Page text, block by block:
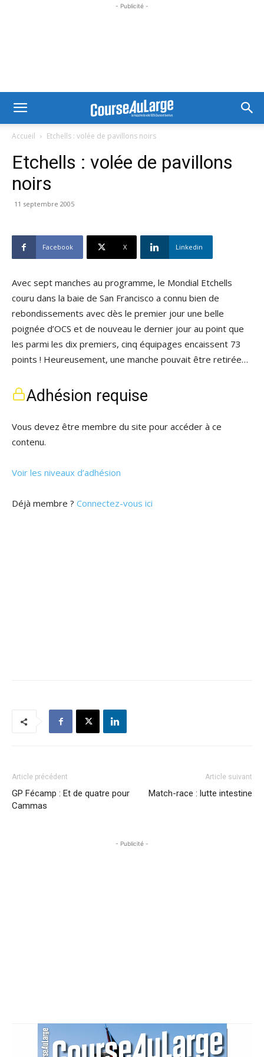
- Publicité -
Accueil Etchells : volée de pavillons noirs
Etchells : volée de pavillons
noirs
11 septembre 2005
Facebook X Linkedin
Avec sept manches au programme, le Mondial Etchells
couru dans la baie de San Francisco a connu bien de
rebondissements avec dès le premier jour une belle
poignée d’OCS et de nouveau le dernier jour au point que
les parmi les dix premiers, cinq équipages encaissent 73
points ! Heureusement, une manche pouvait être retirée…
Adhésion requise
Vous devez être membre du site pour accéder à ce
contenu.
Voir les niveaux d’adhésion
Déjà membre ? Connectez-vous ici
Article précédent
GP Fécamp : Et de quatre pour
Cammas
Article suivant
Match-race : lutte intestine
- Publicité -